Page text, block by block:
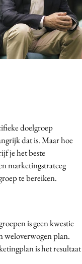
doelgroep
dat is. Maar hoe
je het beste
marketingstrateeg
te bereiken.
is geen kwestie
weloverwogen plan.
is het resultaat